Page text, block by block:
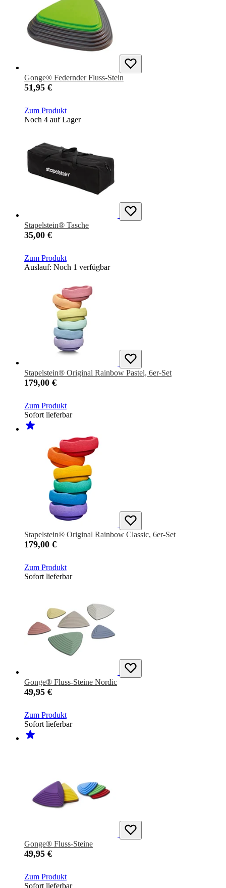
Gonge® Federnder Fluss-Stein
51,95 €
Zum Produkt
Noch 4 auf Lager
Stapelstein® Tasche
35,00 €
Zum Produkt
Auslauf: Noch 1 verfügbar
Stapelstein® Original Rainbow Pastel, 6er-Set
179,00 €
Zum Produkt
Sofort lieferbar
Stapelstein® Original Rainbow Classic, 6er-Set
179,00 €
Zum Produkt
Sofort lieferbar
Gonge® Fluss-Steine Nordic
49,95 €
Zum Produkt
Sofort lieferbar
Gonge® Fluss-Steine
49,95 €
Zum Produkt
Sofort lieferbar